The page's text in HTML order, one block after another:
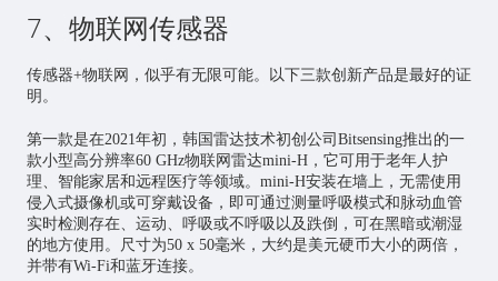
7、物联网传感器
传感器+物联网，似乎有无限可能。以下三款创新产品是最好的证
明。
第一款是在2021年初，韩国雷达技术初创公司Bitsensing推出的一
款小型高分辨率60 GHz物联网雷达mini-H，它可用于老年人护
理、智能家居和远程医疗等领域。mini-H安装在墙上，无需使用
侵入式摄像机或可穿戴设备，即可通过测量呼吸模式和脉动血管
实时检测存在、运动、呼吸或不呼吸以及跌倒，可在黑暗或潮湿
的地方使用。尺寸为50 x 50毫米，大约是美元硬币大小的两倍，
并带有Wi-Fi和蓝牙连接。